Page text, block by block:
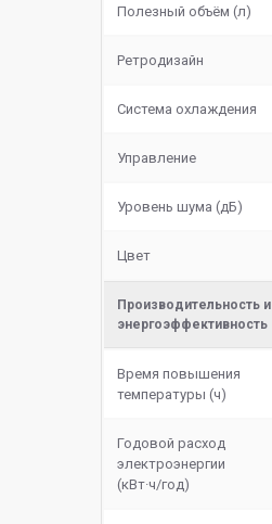
Полезный объём (л)
Ретродизайн
Система охлаждения
Управление
Уровень шума (дБ)
Цвет
Производительность и
энергоэффективность
Время повышения
температуры (ч)
Годовой расход
электроэнергии
(кВт·ч/год)